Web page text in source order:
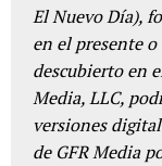
El Nuevo Día),
en el presente
descubierto en
Media, LLC,
versiones
de GFR Media